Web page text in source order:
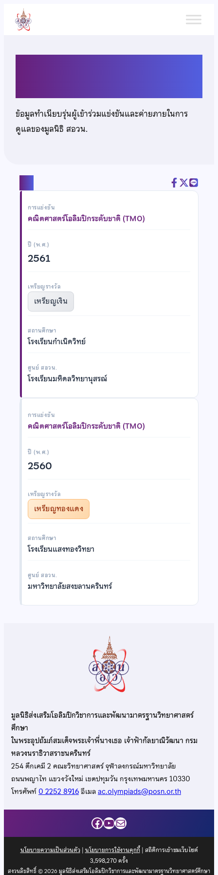
เนื้อหา
ข้อมูลทำเนียบรุ่นผู้เข้าร่วมแข่งขันและค่ายภายในการ
ดูแลของมูลนิธิ สอวน.
การแข่งขัน
คณิตศาสตร์โอลิมปิกระดับชาติ (TMO)
ปี (พ.ศ.)
2561
เหรียญรางวัล
เหรียญเงิน
สถานศึกษา
โรงเรียนกำเนิดวิทย์
ศูนย์ สอวน.
โรงเรียนมหิดลวิทยานุสรณ์
การแข่งขัน
คณิตศาสตร์โอลิมปิกระดับชาติ (TMO)
ปี (พ.ศ.)
2560
เหรียญรางวัล
เหรียญทองแดง
สถานศึกษา
โรงเรียนแสงทองวิทยา
ศูนย์ สอวน.
มหาวิทยาลัยสงขลานครินทร์
มูลนิธิส่งเสริมโอลิมปิกวิชาการและพัฒนามาตรฐานวิทยาศาสตร์
ศึกษา
ในพระอุปถัมภ์สมเด็จพระเจ้าพี่นางเธอ เจ้าฟ้ากัลยาณิวัฒนา กรม
หลวงนราธิวาสราชนครินทร์
254 ตึกเคมี 2 คณะวิทยาศาสตร์ จุฬาลงกรณ์มหาวิทยาลัย
ถนนพญาไท แขวงวังใหม่ เขตปทุมวัน กรุงเทพมหานคร 10330
โทรศัพท์0 2252 8916อีเมลac.olympiads@posn.or.th
Facebook
YouTube
Mail
นโยบายความเป็นส่วนตัว| นโยบายการใช้งานคุกกี้| สถิติการเข้าชมเว็บไซต์
3,598,270ครั้ง
สงวนลิขสิทธิ์ © 2026 มูลนิธิส่งเสริมโอลิมปิกวิชาการและพัฒนามาตรฐานวิทยาศาสตร์ศึกษา